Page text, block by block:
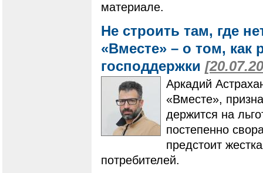
материале.
Не строить там, где
«Вместе» – о том, как
господдержки
Аркадий
«Вместе»,
держится на
постепенно
предстоит
потребителей.